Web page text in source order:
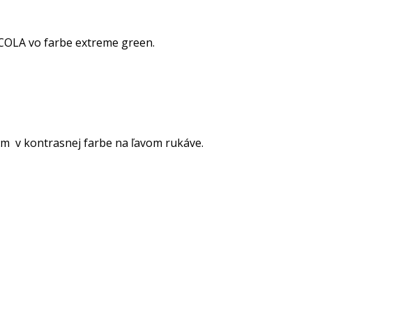
vo farbe extreme green.
v kontrasnej farbe na ľavom rukáve.